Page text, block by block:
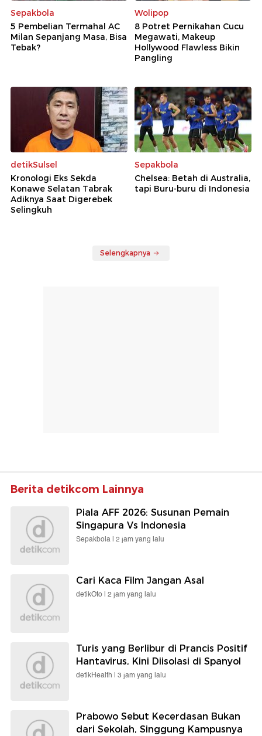
Sepakbola
5 Pembelian Termahal AC
Milan Sepanjang Masa, Bisa
Tebak?
Wolipop
8 Potret Pernikahan Cucu
Megawati, Makeup
Hollywood Flawless Bikin
Pangling
detikSulsel
Kronologi Eks Sekda
Konawe Selatan Tabrak
Adiknya Saat Digerebek
Selingkuh
Sepakbola
Chelsea: Betah di Australia,
tapi Buru-buru di Indonesia
Selengkapnya
Berita detikcom Lainnya
Piala AFF 2026: Susunan Pemain
Singapura Vs Indonesia
Sepakbola | 2 jam yang lalu
Cari Kaca Film Jangan Asal
detikOto | 2 jam yang lalu
Turis yang Berlibur di Prancis Positif
Hantavirus, Kini Diisolasi di Spanyol
detikHealth | 3 jam yang lalu
Prabowo Sebut Kecerdasan Bukan
dari Sekolah, Singgung Kampusnya